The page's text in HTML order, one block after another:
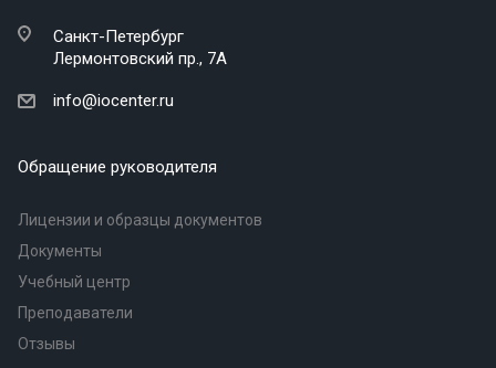
Санкт-Петербург
Лермонтовский пр., 7А
info@iocenter.ru
Обращение руководителя
Лицензии и образцы документов
Документы
Учебный центр
Преподаватели
Отзывы